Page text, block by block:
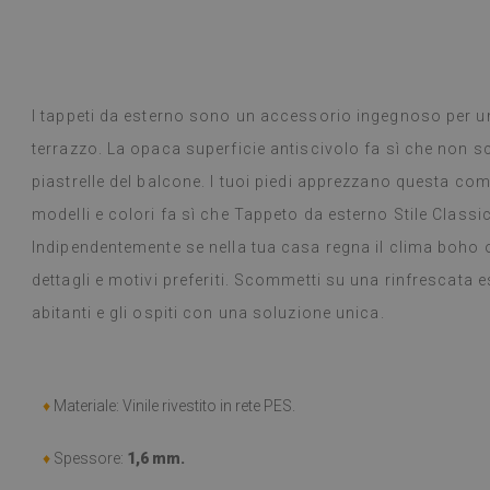
I tappeti da esterno sono un accessorio ingegnoso per
terrazzo. La opaca superficie antiscivolo fa sì che non
piastrelle del balcone. I tuoi piedi apprezzano questa
modelli e colori fa sì che Tappeto da esterno Stile
Indipendentemente se nella tua casa regna il clima
dettagli e motivi preferiti. Scommetti su una rinfrescata
abitanti e gli ospiti con una soluzione unica.
♦ Materiale: Vinile rivestito in rete PES.
♦ Spessore: 1,6 mm.
promesso, era
l'effetto è
ancora stupita
fare un lavoro
settimana e,
fornelli a gas
alcun
panno umido
consiglio.